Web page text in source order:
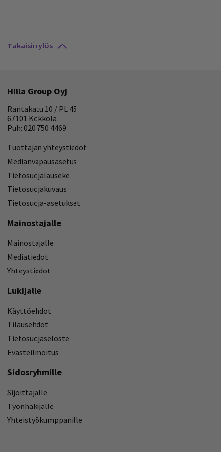
Takaisin ylös
Hilla Group Oyj
Rantakatu 10 / PL 45
67101 Kokkola
Puh: 020 750 4469
Tuottajan yhteystiedot
Medianvapausasetus
Tietosuojalauseke
Tietosuojakuvaus
Tietosuoja-asetukset
Mainostajalle
Mainostajalle
Mediatiedot
Yhteystiedot
Lukijalle
Käyttöehdot
Tilausehdot
Tietosuojaseloste
Evästeilmoitus
Sidosryhmille
Sijoittajalle
Työnhakijalle
Yhteistyökumppanille